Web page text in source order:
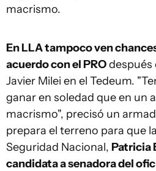
macrismo.
En LLA tampoco ven
acuerdo con el PROdespués
Javier Milei en el Tedeum.
ganar en soledad que en un
macrismo", precisó un
prepara el terreno para que
Seguridad Nacional, Patricia
candidata a senadora del